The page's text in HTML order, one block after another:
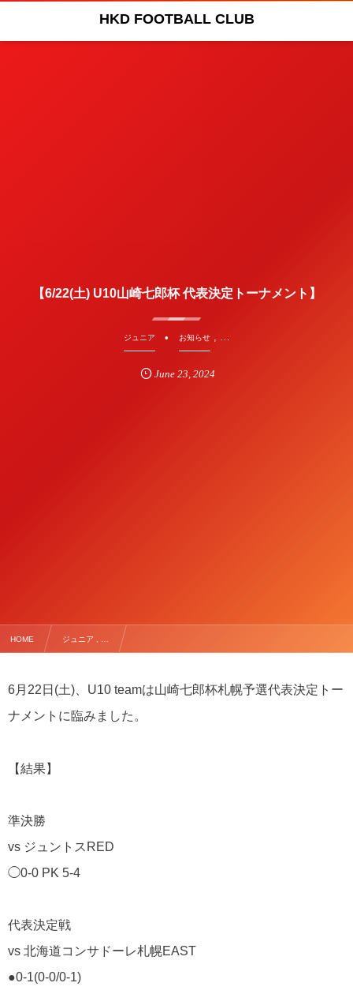
HKD FOOTBALL CLUB
【6/22(土) U10山崎七郎杯 代表決定トーナメント】
ジュニア お知らせ, …
June 23 ,2024
HOME ジュニア , …
6月22日(土)、U10 teamは山崎七郎杯札幌予選代表決定トー
ナメントに臨みました。
【結果】
準決勝
vs ジュントスRED
◯0-0 PK 5-4
代表決定戦
vs 北海道コンサドーレ札幌EAST
●0-1(0-0/0-1)